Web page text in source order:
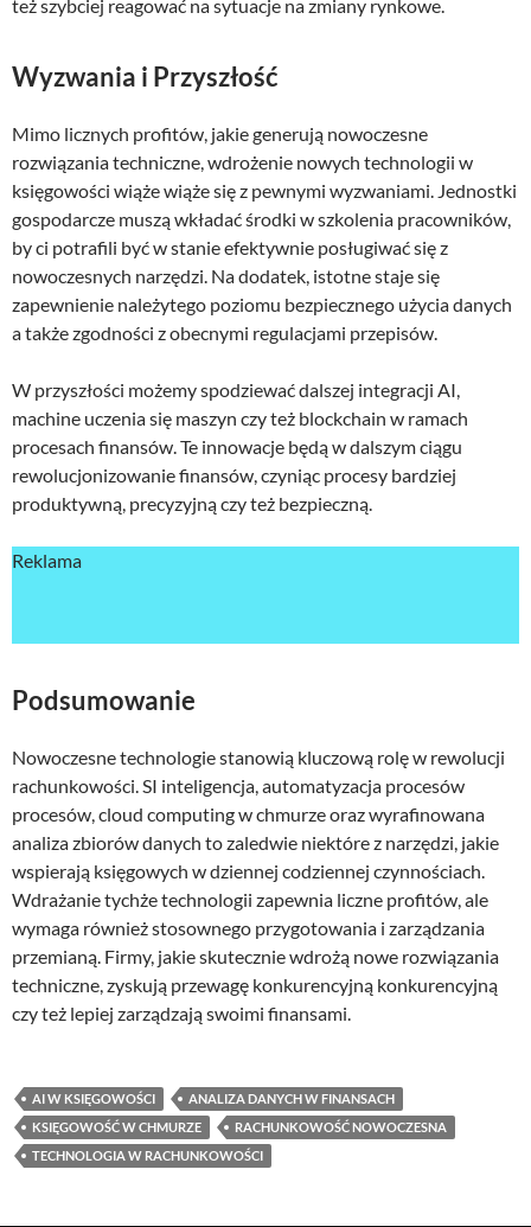
też szybciej reagować na sytuacje na zmiany rynkowe.
Wyzwania i Przyszłość
Mimo licznych profitów, jakie generują nowoczesne
rozwiązania techniczne, wdrożenie nowych technologii w
księgowości wiąże wiąże się z pewnymi wyzwaniami. Jednostki
gospodarcze muszą wkładać środki w szkolenia pracowników,
by ci potrafili być w stanie efektywnie posługiwać się z
nowoczesnych narzędzi. Na dodatek, istotne staje się
zapewnienie należytego poziomu bezpiecznego użycia danych
a także zgodności z obecnymi regulacjami przepisów.
W przyszłości możemy spodziewać dalszej integracji AI,
machine uczenia się maszyn czy też blockchain w ramach
procesach finansów. Te innowacje będą w dalszym ciągu
rewolucjonizowanie finansów, czyniąc procesy bardziej
produktywną, precyzyjną czy też bezpieczną.
Reklama
Podsumowanie
Nowoczesne technologie stanowią kluczową rolę w rewolucji
rachunkowości. SI inteligencja, automatyzacja procesów
procesów, cloud computing w chmurze oraz wyrafinowana
analiza zbiorów danych to zaledwie niektóre z narzędzi, jakie
wspierają księgowych w dziennej codziennej czynnościach.
Wdrażanie tychże technologii zapewnia liczne profitów, ale
wymaga również stosownego przygotowania i zarządzania
przemianą. Firmy, jakie skutecznie wdrożą nowe rozwiązania
techniczne, zyskują przewagę konkurencyjną konkurencyjną
czy też lepiej zarządzają swoimi finansami.
AI W KSIĘGOWOŚCI
ANALIZA DANYCH W FINANSACH
KSIĘGOWOŚĆ W CHMURZE
RACHUNKOWOŚĆ NOWOCZESNA
TECHNOLOGIA W RACHUNKOWOŚCI